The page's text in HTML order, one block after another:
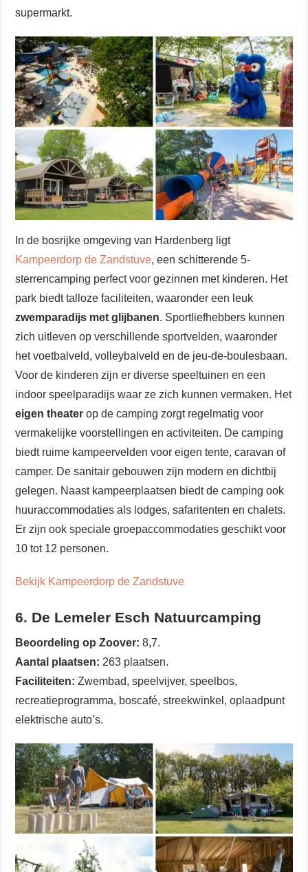
supermarkt.
In de bosrijke omgeving van Hardenberg ligt
Kampeerdorp de Zandstuve, een schitterende 5-
sterrencamping perfect voor gezinnen met kinderen. Het
park biedt talloze faciliteiten, waaronder een leuk
zwemparadijs met glijbanen. Sportliefhebbers kunnen
zich uitleven op verschillende sportvelden, waaronder
het voetbalveld, volleybalveld en de jeu-de-boulesbaan.
Voor de kinderen zijn er diverse speeltuinen en een
indoor speelparadijs waar ze zich kunnen vermaken. Het
eigen theater op de camping zorgt regelmatig voor
vermakelijke voorstellingen en activiteiten. De camping
biedt ruime kampeervelden voor eigen tente, caravan of
camper. De sanitair gebouwen zijn modern en dichtbij
gelegen. Naast kampeerplaatsen biedt de camping ook
huuraccommodaties als lodges, safaritenten en chalets.
Er zijn ook speciale groepaccommodaties geschikt voor
10 tot 12 personen.
Bekijk Kampeerdorp de Zandstuve
6. De Lemeler Esch Natuurcamping
Beoordeling op Zoover: 8,7.
Aantal plaatsen:263 plaatsen.
Faciliteiten:Zwembad, speelvijver, speelbos,
recreatieprogramma, boscafé, streekwinkel, oplaadpunt
elektrische auto’s.